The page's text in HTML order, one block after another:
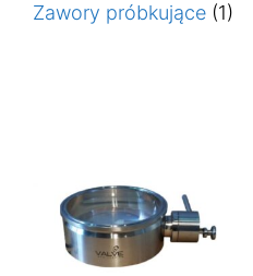
Zawory próbkujące (1)